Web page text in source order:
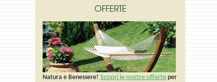
OFFERTE
Natura e Benessere! Scopri le nostre offerte per